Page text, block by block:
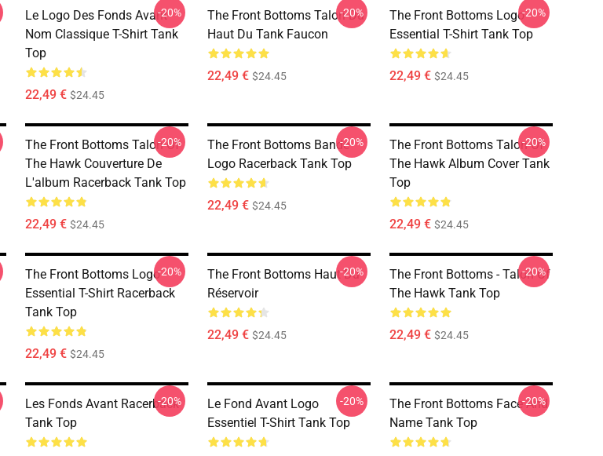
Le Logo Des Fonds Avant
Nom Classique T-Shirt Tank
Top
22,49 € $24.45
-20%
The Front Bottoms Talon Du
Haut Du Tank Faucon
22,49 € $24.45
-20%
The Front Bottoms Logo
Essential T-Shirt Tank Top
22,49 € $24.45
-20%
The Front Bottoms Talon Of
The Hawk Couverture De
L'album Racerback Tank Top
22,49 € $24.45
-20%
The Front Bottoms Bande
Logo Racerback Tank Top
22,49 € $24.45
-20%
The Front Bottoms Talon Of
The Hawk Album Cover Tank
Top
22,49 € $24.45
-20%
The Front Bottoms Logo
Essential T-Shirt Racerback
Tank Top
22,49 € $24.45
-20%
The Front Bottoms Haut Du
Réservoir
22,49 € $24.45
-20%
The Front Bottoms - Talon Of
The Hawk Tank Top
22,49 € $24.45
-20%
Les Fonds Avant Racerback
Tank Top
-20%
Le Fond Avant Logo
Essentiel T-Shirt Tank Top
-20%
The Front Bottoms Face And
Name Tank Top
-20%